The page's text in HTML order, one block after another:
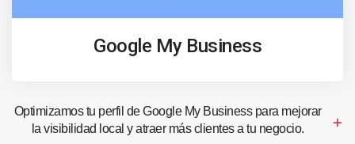
Google My Business
Optimizamos tu perfil de Google My Business para mejorar
la visibilidad local y atraer más clientes a tu negocio.